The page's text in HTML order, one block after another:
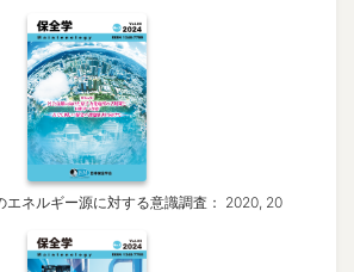
エネルギー源に対する意識調査： 2020, 20